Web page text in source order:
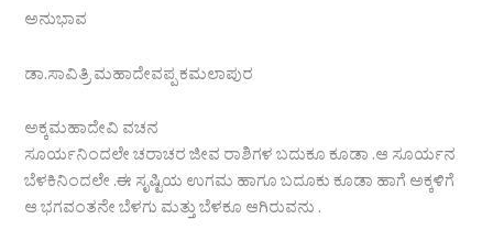
ಅನುಭಾವ
ಡಾ.ಸಾವಿತ್ರಿ ಮಹಾದೇವಪ್ಪ ಕಮಲಾಪುರ
ಅಕ್ಕಮಹಾದೇವಿ ವಚನ
ಸೂರ್ಯನಿಂದಲೇ ಚರಾಚರ ಜೀವ ರಾಶಿಗಳ ಬದುಕೂ ಕೂಡಾ .ಆ ಸೂರ್ಯನ
ಬೆಳಕಿನಿಂದಲೇ .ಈ ಸೃಷ್ಟಿಯ ಉಗಮ ಹಾಗೂ ಬದೂಕು ಕೂಡಾ ಹಾಗೆ ಅಕ್ಕಳಿಗೆ
ಆ ಭಗವಂತನೇ ಬೆಳಗು ಮತ್ತು ಬೆಳಕೂ ಆಗಿರುವನು .